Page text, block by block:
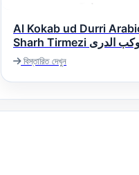
Al Kokab ud Durri Arabic
Sharh Tirmezi الکوکب الدری
عربی شرح سنن الترمذی
বিস্তারিত দেখুন